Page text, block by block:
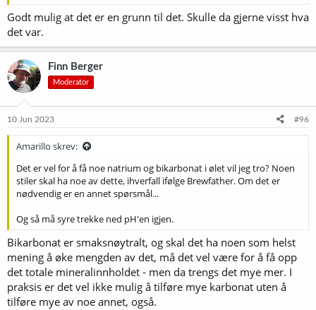
Godt mulig at det er en grunn til det. Skulle da gjerne visst hva
det var.
Finn Berger
Moderator
10 Jun 2023 #96
Amarillo skrev:
Det er vel for å få noe natrium og bikarbonat i ølet vil jeg tro? Noen
stiler skal ha noe av dette, ihverfall ifølge Brewfather. Om det er
nødvendig er en annet spørsmål...
Og så må syre trekke ned pH'en igjen.
Bikarbonat er smaksnøytralt, og skal det ha noen som helst
mening å øke mengden av det, må det vel være for å få opp
det totale mineralinnholdet - men da trengs det mye mer. I
praksis er det vel ikke mulig å tilføre mye karbonat uten å
tilføre mye av noe annet, også.